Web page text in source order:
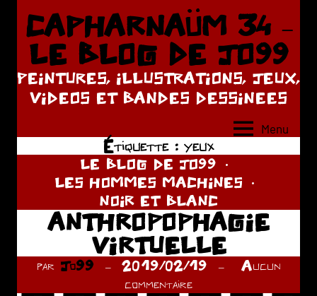
Aller
contenu
CAPHARNAÜM 34 –
LE BLOG DE JO99
PEINTURES, ILLUSTRATIONS, JEUX,
VIDEOS ET BANDES DESSINEES
Menu
Étiquette : yeux
LE BLOG DE JO99
LES HOMMES MACHINES
NOIR ET BLANC
ANTHROPOPHAGIE
VIRTUELLE
par Jo99 2019/02/19
Aucun
commentaire